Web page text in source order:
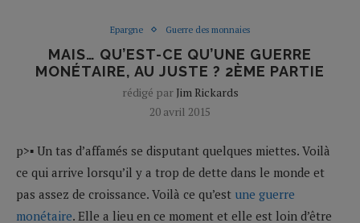
Epargne Guerre des monnaies
MAIS… QU’EST-CE QU’UNE GUERRE
MONÉTAIRE, AU JUSTE ? 2ÈME PARTIE
rédigé par Jim Rickards
20 avril 2015
p>▪ Un tas d’affamés se disputant quelques miettes. Voilà
ce qui arrive lorsqu’il y a trop de dette dans le monde et
pas assez de croissance. Voilà ce qu’est une guerre
monétaire. Elle a lieu en ce moment et elle est loin d’être